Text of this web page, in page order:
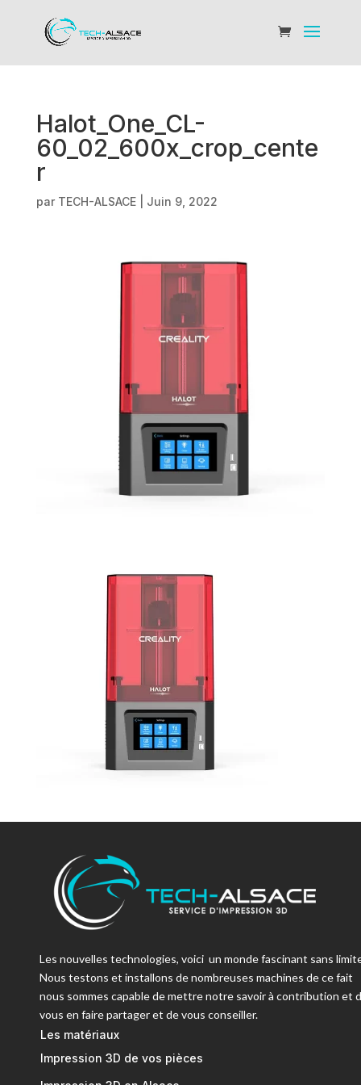
Halot_One_CL-
60_02_600x_crop_cente
r
par TECH-ALSACE| Juin 9, 2022
Les nouvelles technologies, voici un monde fascinant sans
Nous testons et installons de nombreuses machines de ce fait
nous sommes capable de mettre notre savoir à contribution et
vous en faire partager et de vous conseiller.
Les matériaux
Impression 3D de vos pièces